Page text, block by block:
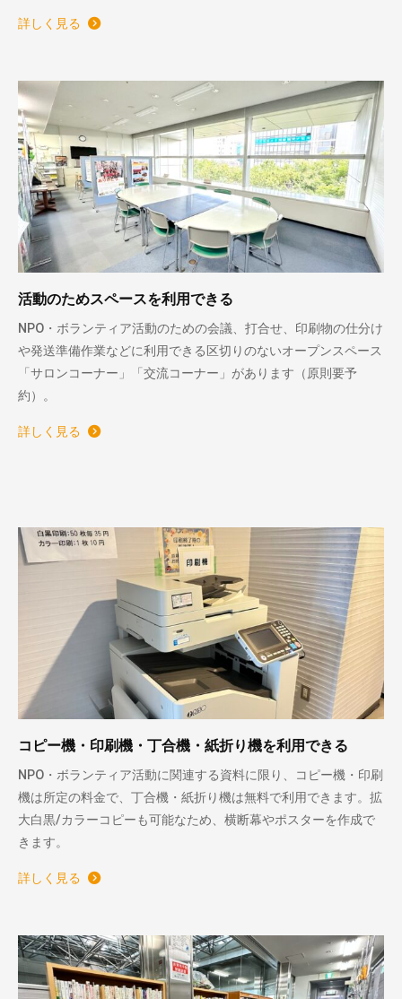
詳しく見る
活動のためスペースを利用できる
NPO・ボランティア活動のための会議、打合せ、印刷物の仕分け
や発送準備作業などに利用できる区切りのないオープンスペース
「サロンコーナー」「交流コーナー」があります（原則要予
約）。
詳しく見る
コピー機・印刷機・丁合機・紙折り機を利用できる
NPO・ボランティア活動に関連する資料に限り、コピー機・印刷
機は所定の料金で、丁合機・紙折り機は無料で利用できます。拡
大白黒/カラーコピーも可能なため、横断幕やポスターを作成で
きます。
詳しく見る